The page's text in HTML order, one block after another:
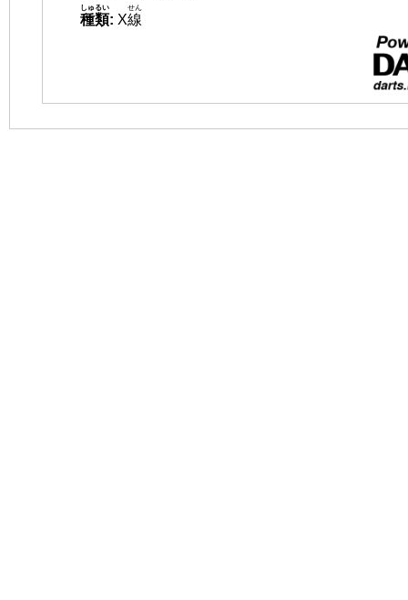
種類
しゅるい
: X線
せん